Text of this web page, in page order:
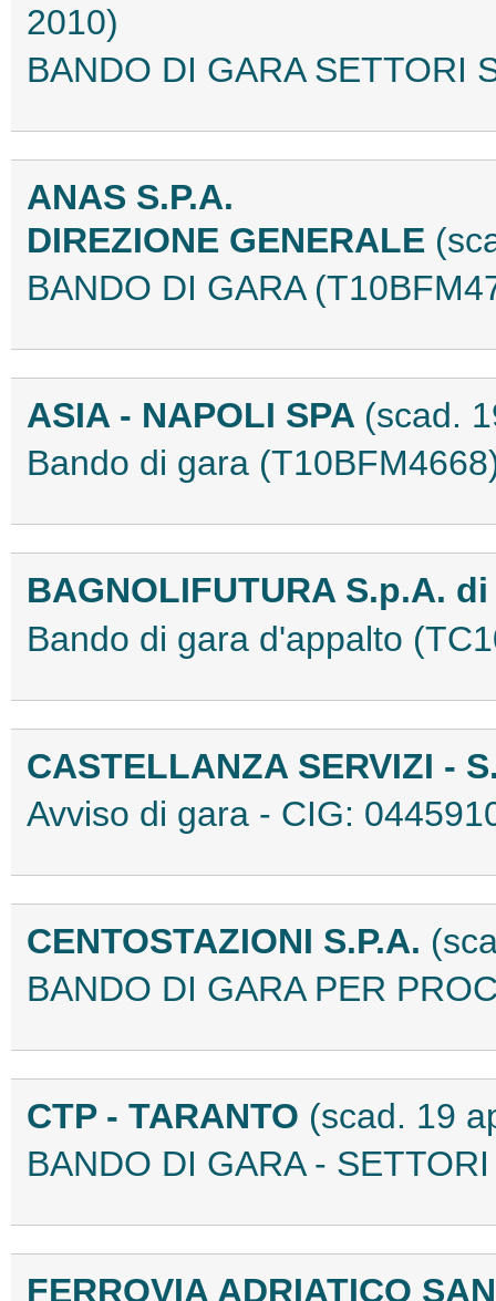
2010)
BANDO DI GARA SETTORI
ANAS S.P.A.
DIREZIONE GENERALE
BANDO DI GARA
ASIA - NAPOLI SPA (scad.
Bando di gara
BAGNOLIFUTURA S.p.A.
Bando di gara d'appalto
CASTELLANZA SERVIZI -
Avviso di gara - CIG:
CENTOSTAZIONI S.P.A.
BANDO DI GARA PER
CTP - TARANTO (scad. 19
BANDO DI GARA -
FERROVIA ADRIATICO